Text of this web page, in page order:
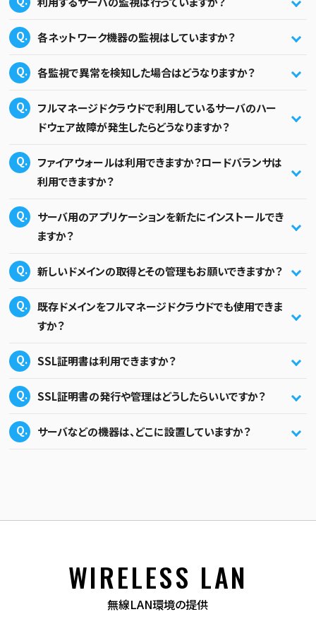
各ネットワーク機器の監視はしていますか？
各監視で異常を検知した場合はどうなりますか？
フルマネージドクラウドで利用しているサーバのハー
ドウェア故障が発生したらどうなりますか？
ファイアウォールは利用できますか？ロードバランサは
利用できますか？
サーバ用のアプリケーションを新たにインストールでき
ますか？
新しいドメインの取得とその管理もお願いできますか？
既存ドメインをフルマネージドクラウドでも使用できま
すか？
SSL証明書は利用できますか？
SSL証明書の発行や管理はどうしたらいいですか？
サーバなどの機器は、どこに設置していますか？
WIRELESS LAN
無線LAN環境の提供